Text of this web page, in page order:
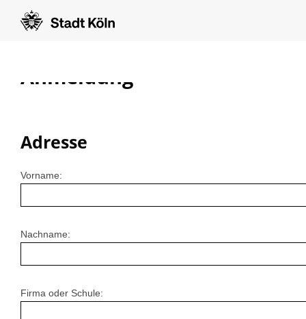
Anmeldung
Adresse
Vorname:
Nachname:
Firma oder Schule: